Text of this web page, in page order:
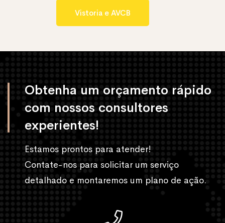
Vistoria e AVCB
Obtenha um orçamento rápido
com nossos consultores
experientes!
Estamos prontos para atender!
Contate-nos para solicitar um serviço
detalhado e montaremos um plano de ação.